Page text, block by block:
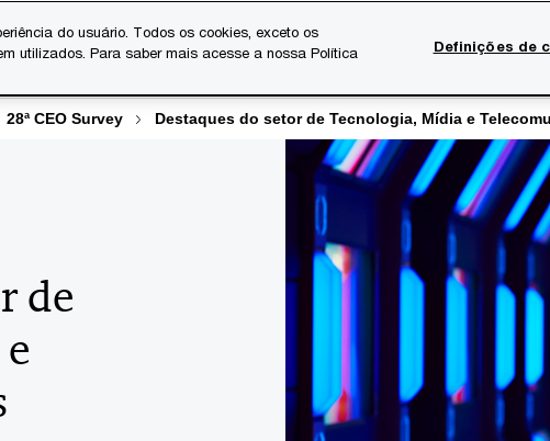
28ª CEO Survey Destaques do setor de Tecnologia, Mídia e
de
do usuário. Todos os cookies, exceto os
utilizados. Para saber mais acesse a nossa Política
Definições de